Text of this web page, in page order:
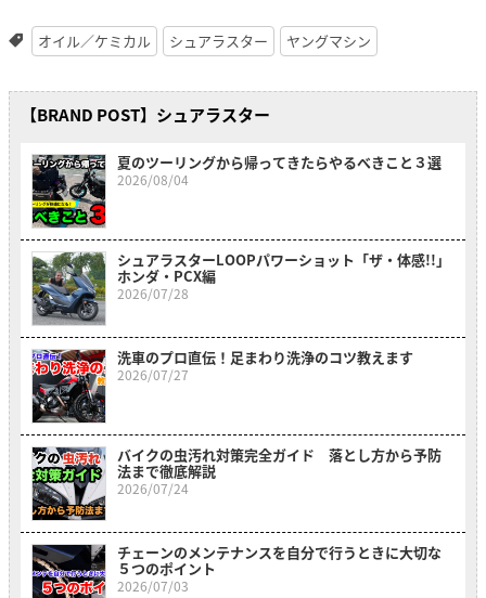
オイル／ケミカル シュアラスター ヤングマシン
【BRAND POST】シュアラスター
夏のツーリングから帰ってきたらやるべきこと３選
2026/08/04
シュアラスターLOOPパワーショット「ザ・体感!!」
ホンダ・PCX編
2026/07/28
洗車のプロ直伝！足まわり洗浄のコツ教えます
2026/07/27
バイクの虫汚れ対策完全ガイド 落とし方から予防
法まで徹底解説
2026/07/24
チェーンのメンテナンスを自分で行うときに大切な
５つのポイント
2026/07/03